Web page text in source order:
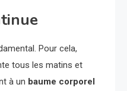
Pour cela,
tous les matins et
à un baume corporel